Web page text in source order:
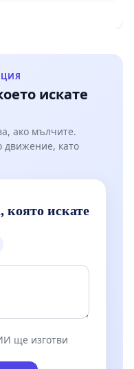
искате
ако мълчите.
движение, като
искате
ще изготви